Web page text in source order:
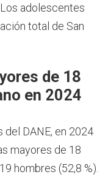
adolescentes
total de San
de 18
en 2024
DANE, en 2024
mayores de 18
hombres (52,8 %).